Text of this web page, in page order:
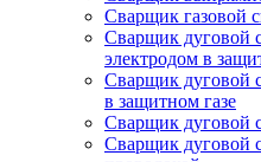
Сварщик газовой
Сварщик дуговой
электродом в
Сварщик дуговой
в защитном газе
Сварщик дуговой
Сварщик дуговой